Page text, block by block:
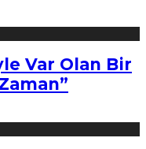
Var Olan Bir